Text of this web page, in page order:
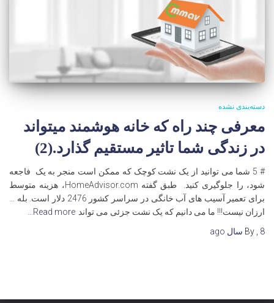
دسته‌بندی نشده
معرفی چند راه که خانه هوشمند میتواند
در زندگی شما تاثیر مستقیم گذارد.(2)
# 5 شما می توانید از یک نشت کوچک که ممکن است منجر به یک فاجعه
شود، را جلوگیری کنید. طبق گفته HomeAdvisor.com، هزینه متوسط
برای تعمیر آسیب های آب خانگی در سراسر کشور 2476 دلار است. بله …
ارزان نیست!!! ما می دانیم که یک نشت جزئی می تواند Read more…
By
8 سال